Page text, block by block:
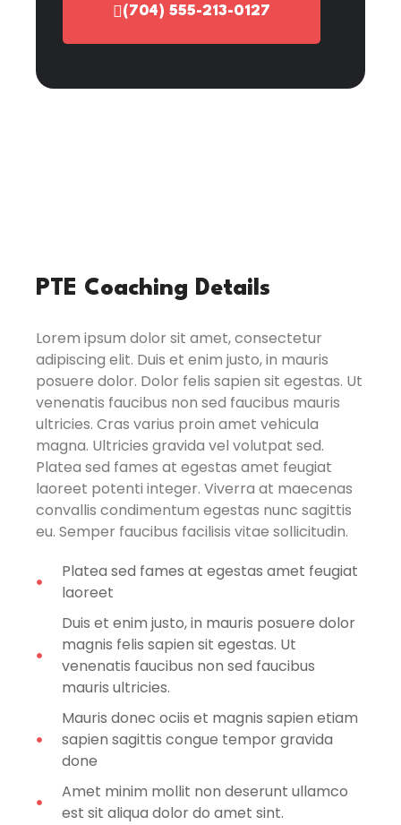
(704) 555-213-0127
PTE Coaching Details
Lorem ipsum dolor sit amet, consectetur
adipiscing elit. Duis et enim justo, in mauris
posuere dolor. Dolor felis sapien sit egestas. Ut
venenatis faucibus non sed faucibus mauris
ultricies. Cras varius proin amet vehicula
magna. Ultricies gravida vel volutpat sed.
Platea sed fames at egestas amet feugiat
laoreet potenti integer. Viverra at maecenas
convallis condimentum egestas nunc sagittis
eu. Semper faucibus facilisis vitae sollicitudin.
Platea sed fames at egestas amet feugiat
laoreet
Duis et enim justo, in mauris posuere dolor
magnis felis sapien sit egestas. Ut
venenatis faucibus non sed faucibus
mauris ultricies.
Mauris donec ociis et magnis sapien etiam
sapien sagittis congue tempor gravida
done
Amet minim mollit non deserunt ullamco
est sit aliqua dolor do amet sint.